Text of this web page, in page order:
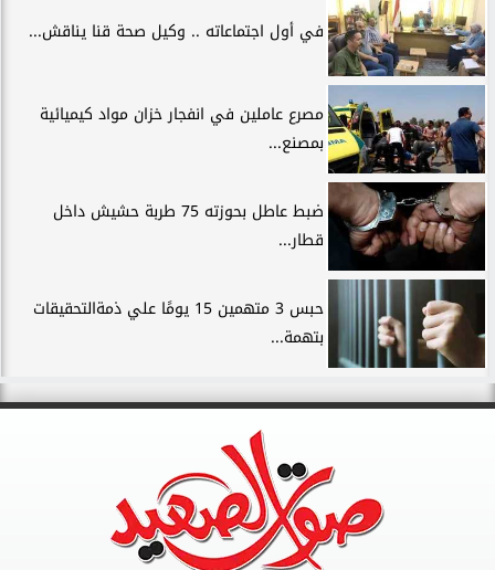
في أول اجتماعاته .. وكيل صحة قنا يناقش...
مصرع عاملين في انفجار خزان مواد كيميائية
بمصنع...
ضبط عاطل بحوزته 75 طربة حشيش داخل
قطار...
حبس 3 متهمين 15 يومًا علي ذمةالتحقيقات
بتهمة...